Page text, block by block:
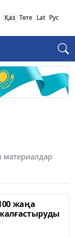
Қаз Төте Lat Рус
жаңа